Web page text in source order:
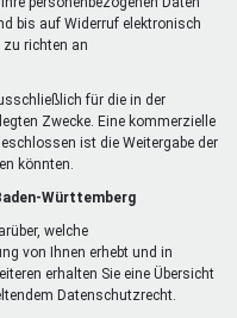
bis auf Widerruf elektronisch
zu richten an
für die in der
Zwecke. Eine kommerzielle
ist die Weitergabe der
könnten.
Württemberg
welche
von Ihnen erhebt und in
erhalten Sie eine Übersicht
Datenschutzrecht.